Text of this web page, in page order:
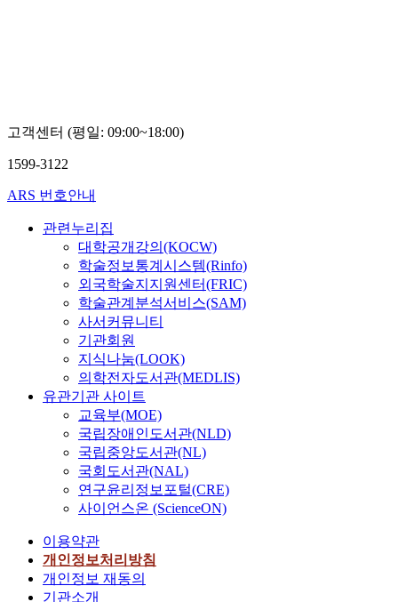
고객센터 (평일: 09:00~18:00)
1599-3122
ARS 번호안내
관련누리집
대학공개강의(KOCW)
학술정보통계시스템(Rinfo)
외국학술지지원센터(FRIC)
학술관계분석서비스(SAM)
사서커뮤니티
기관회원
지식나눔(LOOK)
의학전자도서관(MEDLIS)
유관기관 사이트
교육부(MOE)
국립장애인도서관(NLD)
국립중앙도서관(NL)
국회도서관(NAL)
연구윤리정보포털(CRE)
사이언스온 (ScienceON)
이용약관
개인정보처리방침
개인정보 재동의
기관소개